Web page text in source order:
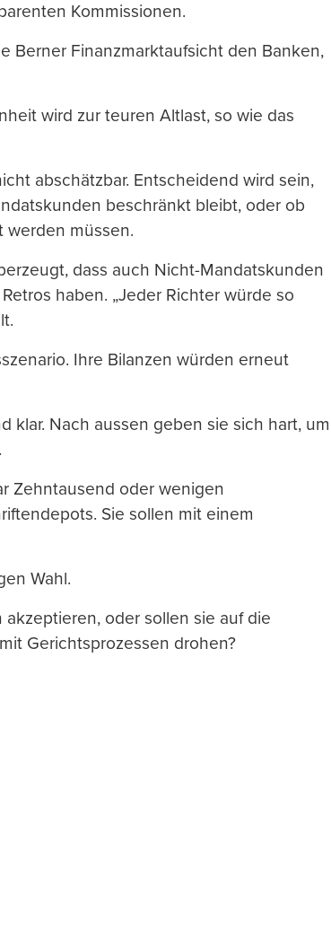
Kommissionen.
Berner Finanzmarktaufsicht den Banken,
wird zur teuren Altlast, so wie das
abschätzbar. Entscheidend wird sein,
beschränkt bleibt, oder ob
werden müssen.
dass auch Nicht-Mandatskunden
haben. „Jeder Richter würde so
Ihre Bilanzen würden erneut
klar. Nach aussen geben sie sich hart, um
Zehntausend oder wenigen
Sie sollen mit einem
Wahl.
oder sollen sie auf die
Gerichtsprozessen drohen?